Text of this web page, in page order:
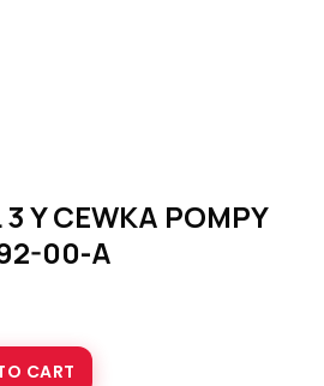
Y CEWKA POMPY
00-A
CART